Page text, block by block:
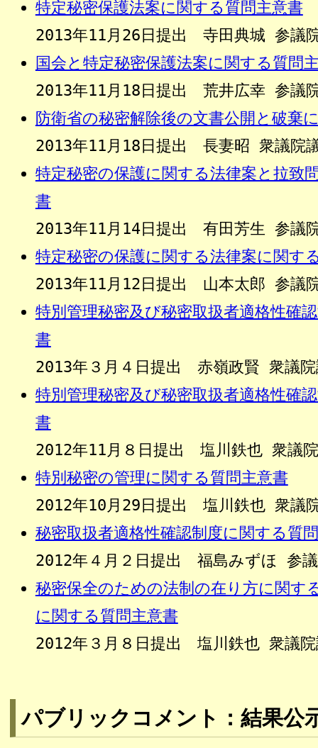
特定秘密保護法案に関する質問主意書
2013年11月26日提出 寺田典城 参議
国会と特定秘密保護法案に関する質問
2013年11月18日提出 荒井広幸 参議
防衛省の秘密解除後の文書公開と破棄
2013年11月18日提出 長妻昭 衆議院
特定秘密の保護に関する法律案と拉致
書
2013年11月14日提出 有田芳生 参議
特定秘密の保護に関する法律案に関す
2013年11月12日提出 山本太郎 参議
特別管理秘密及び秘密取扱者適格性確
書
2013年３月４日提出 赤嶺政賢 衆議院
特別管理秘密及び秘密取扱者適格性確
書
2012年11月８日提出 塩川鉄也 衆議
特別秘密の管理に関する質問主意書
2012年10月29日提出 塩川鉄也 衆議
秘密取扱者適格性確認制度に関する質
2012年４月２日提出 福島みずほ 参議
秘密保全のための法制の在り方に関す
に関する質問主意書
2012年３月８日提出 塩川鉄也 衆議院
パブリックコメント：結果公